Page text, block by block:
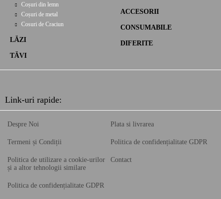
Coșuri din lemn
Coșuri de metal
Cosuri de Craciun
LĂZI
TĂVI
ACCESORII
CONSUMABILE
DIFERITE
Link-uri rapide:
Despre Noi
Termeni și Condiții
Politica de utilizare a cookie-urilor
și a altor tehnologii similare
Politica de confidențialitate GDPR
Plata si livrarea
Politica de confidențialitate GDPR
Contact